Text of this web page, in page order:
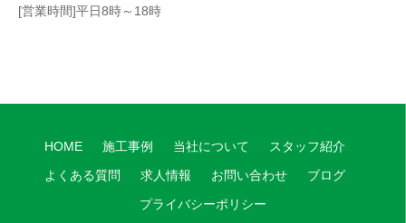
[営業時間]平日8時～18時
HOME 施工事例 当社について スタッフ紹介
よくある質問 求人情報 お問い合わせ ブログ
プライバシーポリシー